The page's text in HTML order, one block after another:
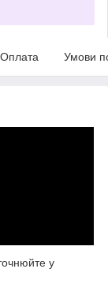
Оплата Умови
у